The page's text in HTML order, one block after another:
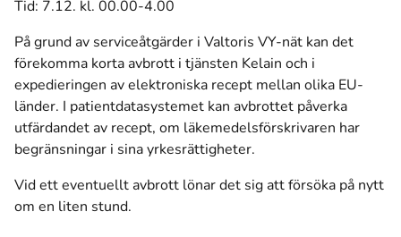
Tid: 7.12. kl. 00.00-4.00
På grund av serviceåtgärder i Valtoris VY-nät kan det
förekomma korta avbrott i tjänsten Kelain och i
expedieringen av elektroniska recept mellan olika EU-
länder. I patientdatasystemet kan avbrottet påverka
utfärdandet av recept, om läkemedelsförskrivaren har
begränsningar i sina yrkesrättigheter.
Vid ett eventuellt avbrott lönar det sig att försöka på nytt
om en liten stund.